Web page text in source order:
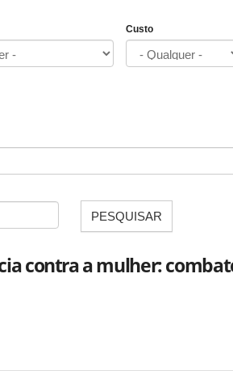
Custo
PESQUISAR
contra a mulher: